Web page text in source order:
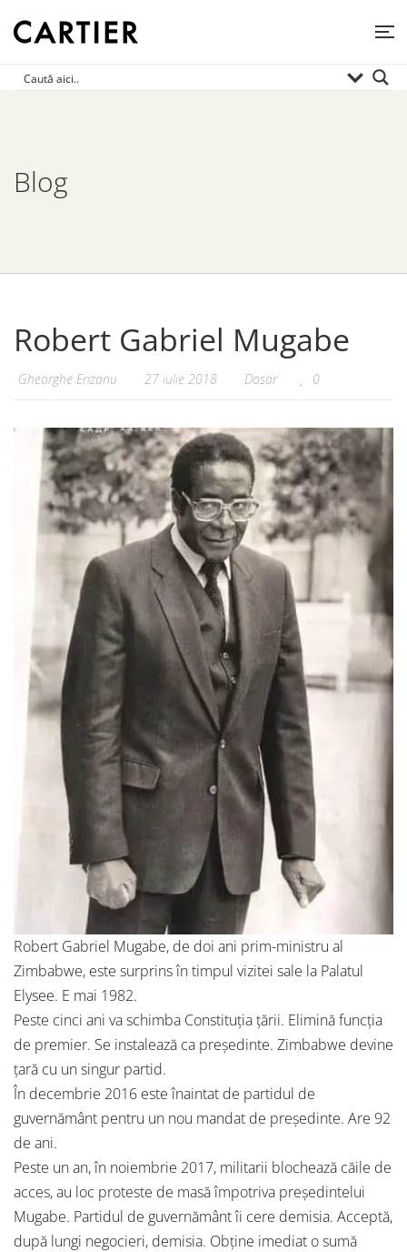
Blog
Robert Gabriel Mugabe
Gheorghe Erizanu 27 iulie 2018 Dosar 0
Robert Gabriel Mugabe, de doi ani prim-ministru al
Zimbabwe, este surprins în timpul vizitei sale la Palatul
Elysee. E mai 1982.
Peste cinci ani va schimba Constituția țării. Elimină funcția
de premier. Se instalează ca președinte. Zimbabwe devine
țară cu un singur partid.
În decembrie 2016 este înaintat de partidul de
guvernământ pentru un nou mandat de președinte. Are 92
de ani.
Peste un an, în noiembrie 2017, militarii blochează căile de
acces, au loc proteste de masă împotriva președintelui
Mugabe. Partidul de guvernământ îi cere demisia. Acceptă,
după lungi negocieri, demisia. Obține imediat o sumă